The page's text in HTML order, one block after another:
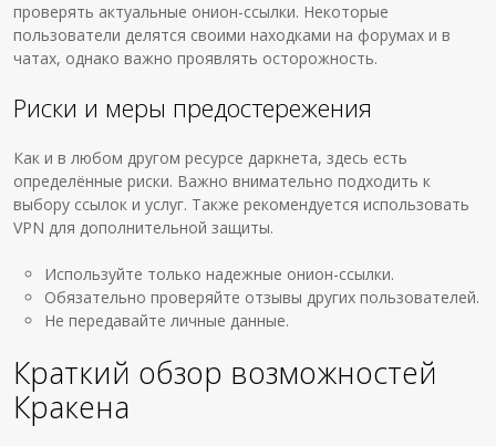
проверять актуальные онион-ссылки. Некоторые
пользователи делятся своими находками на форумах и в
чатах, однако важно проявлять осторожность.
Риски и меры предостережения
Как и в любом другом ресурсе даркнета, здесь есть
определённые риски. Важно внимательно подходить к
выбору ссылок и услуг. Также рекомендуется использовать
VPN для дополнительной защиты.
Используйте только надежные онион-ссылки.
Обязательно проверяйте отзывы других пользователей.
Не передавайте личные данные.
Краткий обзор возможностей
Кракена